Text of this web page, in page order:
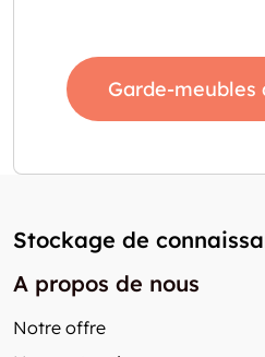
Garde-
Stockage de
A propos de nous
Notre offre